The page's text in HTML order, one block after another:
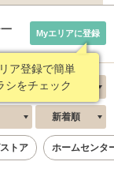
ア登録で簡単
シをチェック
Myエリアに登録
新着順
トア ホームセンタ